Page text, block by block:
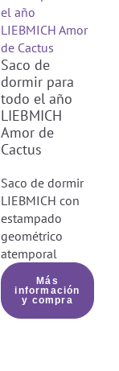
Saco de
dormir para
todo el año
LIEBMICH
Amor de
Cactus
Saco de dormir
LIEBMICH con
estampado
geométrico
atemporal
Más
información
y compra